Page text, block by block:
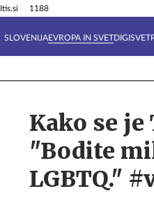
Itis.si 1188
SLOVENIJAEVROPA IN SVETDIGISVET
Tehnik
Kako se
"Bodite
LGBTQ."